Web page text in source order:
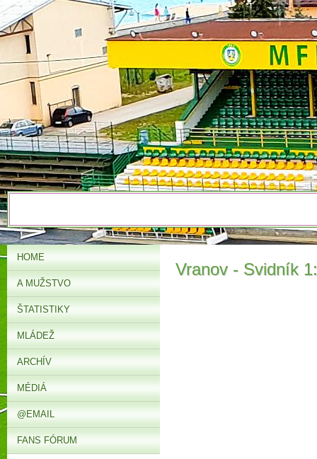
Vranov - Svidník
HOME
A MUŽSTVO
ŠTATISTIKY
MLÁDEŽ
ARCHÍV
MÉDIÁ
@EMAIL
FANS FÓRUM